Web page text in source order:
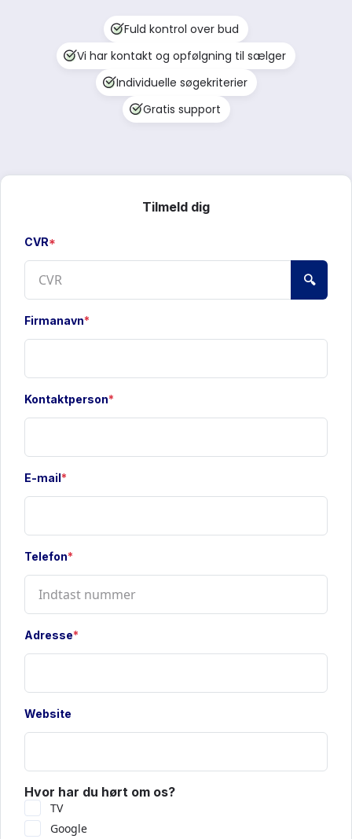
Fuld kontrol over bud
Vi har kontakt og opfølgning til sælger
Individuelle søgekriterier
Gratis support
Tilmeld dig
CVR*
🔍
Firmanavn*
Kontaktperson*
E-mail*
Telefon*
Adresse*
Website
Hvor har du hørt om os?
TV
Google